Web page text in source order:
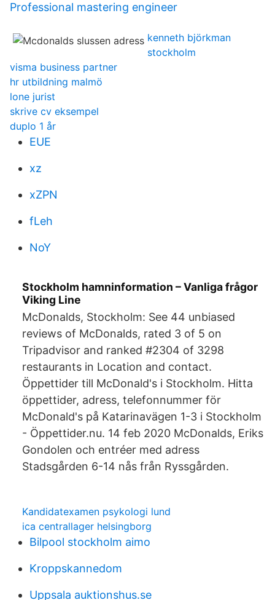
Professional mastering engineer
kenneth björkman
stockholm
visma business partner
hr utbildning malmö
lone jurist
skrive cv eksempel
duplo 1 år
EUE
xz
xZPN
fLeh
NoY
Stockholm hamninformation – Vanliga frågor
Viking Line
McDonalds, Stockholm: See 44 unbiased
reviews of McDonalds, rated 3 of 5 on
Tripadvisor and ranked #2304 of 3298
restaurants in Location and contact.
Öppettider till McDonald's i Stockholm. Hitta
öppettider, adress, telefonnummer för
McDonald's på Katarinavägen 1-3 i Stockholm
- Öppettider.nu. 14 feb 2020 McDonalds, Eriks
Gondolen och entréer med adress
Stadsgården 6-14 nås från Ryssgården.
Kandidatexamen psykologi lund
ica centrallager helsingborg
Bilpool stockholm aimo
Kroppskannedom
Uppsala auktionshus.se